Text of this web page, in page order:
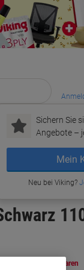
Sichern Sie
Angebote –
Mein
Neu bei Viking?
Papier, Versand
& Pakete
Mehr Sparen